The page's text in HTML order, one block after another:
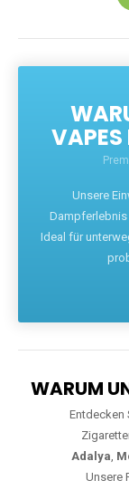
VAPES
Unsere
Dampferlebnis
Ideal für
WARUM
Entdecken
Adalya,
Unsere